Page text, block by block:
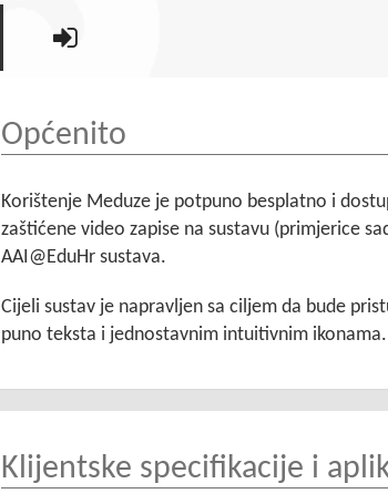
Općenito
Korištenje Meduze je potpuno besplatno i
zaštićene video zapise na sustavu (primjerice
AAI@EduHr sustava.
Cijeli sustav je napravljen sa ciljem da bude
puno teksta i jednostavnim intuitivnim ikonama.
Klijentske specifikacije i